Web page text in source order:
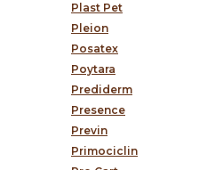
Plast Pet
Pleion
Posatex
Poytara
Prediderm
Presence
Previn
Primociclin